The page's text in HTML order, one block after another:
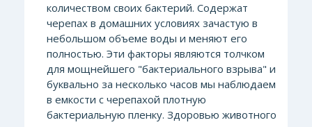
количеством своих бактерий. Содержат
черепах в домашних условиях зачастую в
небольшом объеме воды и меняют его
полностью. Эти факторы являются толчком
для мощнейшего "бактериального взрыва" и
буквально за несколько часов мы наблюдаем
в емкости с черепахой плотную
бактериальную пленку. Здоровью животного